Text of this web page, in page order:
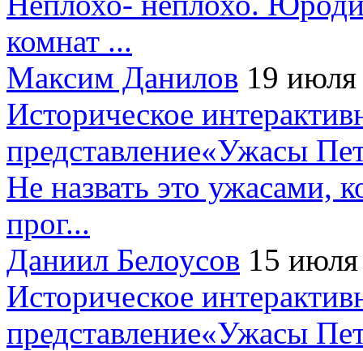
комнат ...
Максим Данилов 19
Историческое
представление«Ужасы
Не назвать это ужасами,
прог...
Даниил Белоусов 15
Историческое
представление«Ужасы